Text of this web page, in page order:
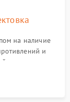
на наличие
и
питания,